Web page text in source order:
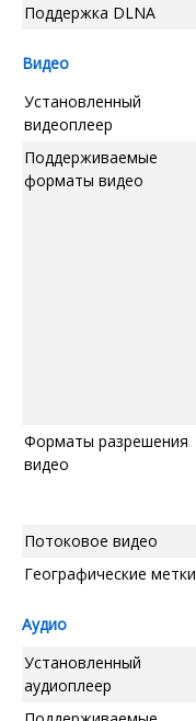
Поддержка DLNA
Видео
Установленный
видеоплеер
Поддерживаемые
форматы видео
Форматы разрешения
видео
Потоковое видео
Географические метки
Аудио
Установленный
аудиоплеер